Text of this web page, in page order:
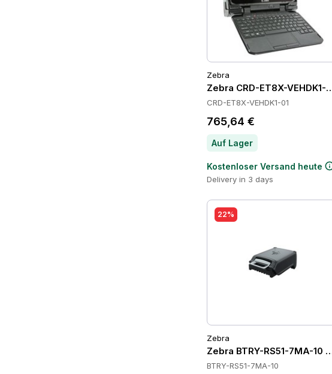
Zebra
Zebra CRD-ET8X-VEHDK1-
CRD-ET8X-VEHDK1-01
765,64 €
Auf Lager
Kostenloser Versand heute
Delivery in 3 days
22%
Zebra
Zebra BTRY-RS51-7MA-10
BTRY-RS51-7MA-10